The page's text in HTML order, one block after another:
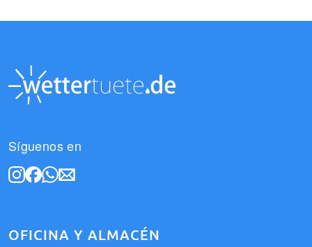
Síguenos en
OFICINA Y ALMACÉN